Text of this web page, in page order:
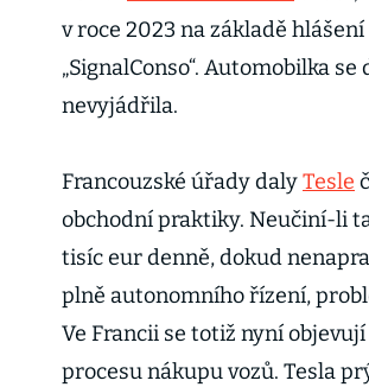
v roce 2023 na základě
„SignalConso“. Automobilka
nevyjádřila.
Francouzské úřady dalyTesle
obchodní praktiky. Neučiní-li
tisíc eur denně, dokud
plně autonomního řízení,
Ve Francii se totiž nyní
procesu nákupu vozů. Tesla